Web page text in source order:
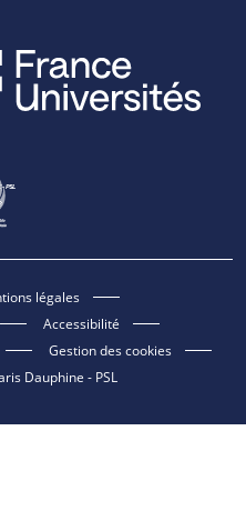
légales
Accessibilité
Gestion des cookies
Dauphine - PSL